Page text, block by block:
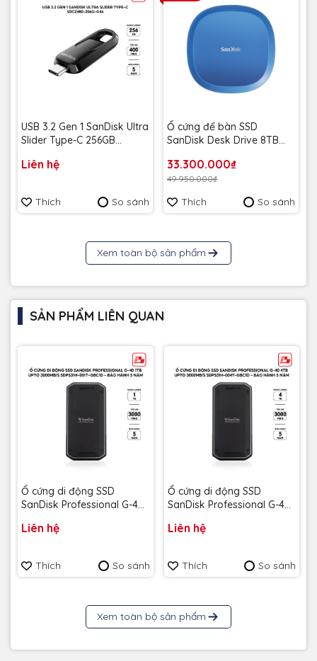
USB 3.2 Gen 1 SanDisk Ultra
Slider Type-C 256GB
G46 - Bảo hành 5 năm
Liên hệ
Thích So sánh
Ổ cứng để bàn SSD
SanDisk Desk Drive 8TB
SDSSDT40C-8T00-A25 -
Bảo Hành 3 năm
33.300.000₫
49.950.000₫
Thích So sánh
Xem toàn bộ sản phẩm
SẢN PHẨM LIÊN QUAN
Ổ cứng di động SSD
SanDisk Professional G-40
SDPS31H-001T-GBC1D - Bảo
Liên hệ
Thích So sánh
Ổ cứng di động SSD
SanDisk Professional G-40
SDPS31H-004T-GBC1D -
Liên hệ
Thích So sánh
Xem toàn bộ sản phẩm